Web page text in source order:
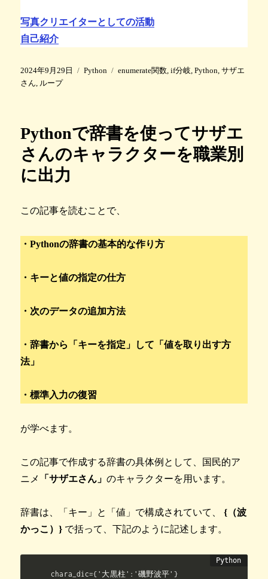
写真クリエイターとしての活動
自己紹介
投
稿
2024年9月29日
カ
Python
タ
enumerate関数,if分岐,Python,サザエ
さん, ループ
Pythonで辞書を使ってサザエ
さんのキャラクターを職業別
に出力
この記事を読むことで、
・Pythonの辞書の基本的な作り方
・キーと値の指定の仕方
・次のデータの追加方法
・辞書から「キーを指定」して「値を取り出す方
法」
・標準入力の復習
が学べます。
この記事で作成する辞書の具体例として、国民的ア
ニメ
「サザエさん」のキャラクターを用います。
辞書は、「キー」と「値」で構成されていて、{（波
かっこ）} で括って、下記のように記述します。
chara_dic={'大黒柱':'磯野波平'}